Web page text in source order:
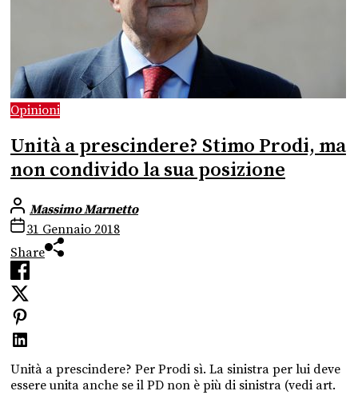
Opinioni
Unità a prescindere? Stimo Prodi, ma
non condivido la sua posizione
Massimo Marnetto
31 Gennaio 2018
Share
Unità a prescindere? Per Prodi sì. La sinistra per lui deve
essere unita anche se il PD non è più di sinistra (vedi art.